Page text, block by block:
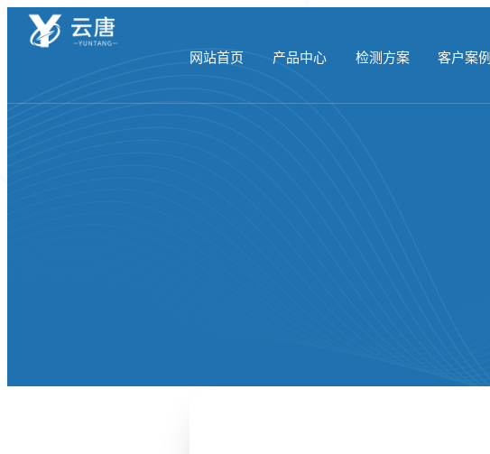
网站首页 产品中心 检测方案 客户案例